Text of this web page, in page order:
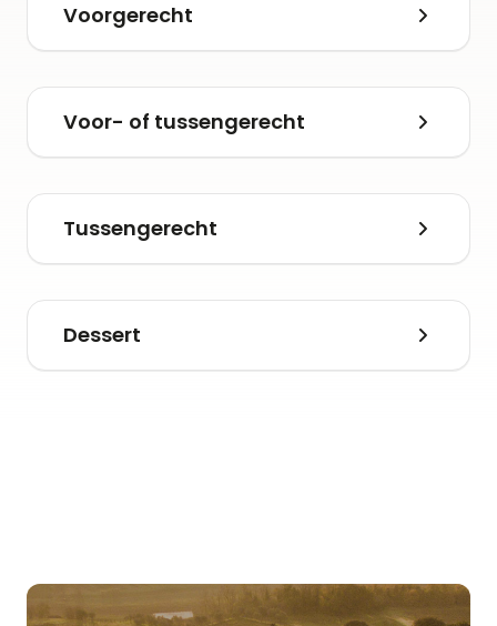
Voorgerecht
Voor- of tussengerecht
Tussengerecht
Dessert